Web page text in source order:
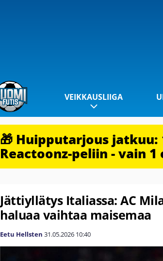
VEIKKAUSLIIGA
🎁 Huipputarjous
Reactoonz-peliin - vain 1
Jättiyllätys Italiassa: AC
haluaa vaihtaa maisemaa
Eetu Hellsten 31.05.2026 10:40